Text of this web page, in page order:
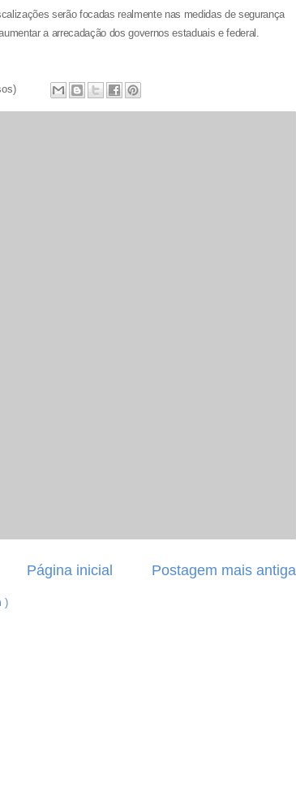
serão focadas realmente nas medidas de segurança
a arrecadação dos governos estaduais e federal.
Postagem mais antiga
Página inicial
)